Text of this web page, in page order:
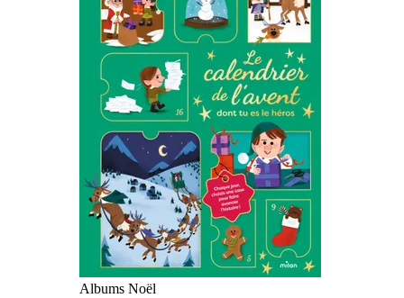
Albums Noël